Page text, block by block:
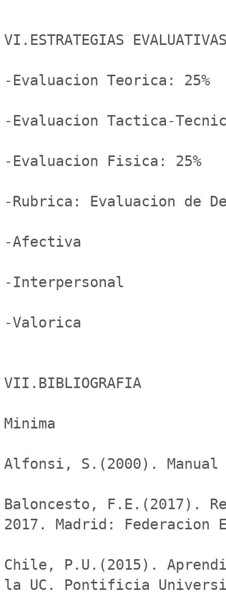
VI.ESTRATEGIAS
-Evaluacion Teorica: 25%
-Evaluacion Tactica-
-Evaluacion Fisica: 25%
-Rubrica: Evaluacion de
-Afectiva
-Interpersonal
-Valorica
VII.BIBLIOGRAFIA
Minima
Alfonsi, S.(2000). Manual
Baloncesto, F.E.(2017).
2017. Madrid: Federacion
Chile, P.U.(2015).
la UC. Pontificia